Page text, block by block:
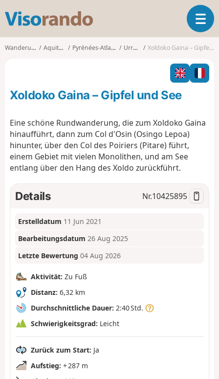
s
o
o
T
o
g
l
n
g
Wanderungen Aquitanien Pyrénées-Atlantiques Urrugne Xoldoko Gaina – Gipfel und See
Xoldoko Gaina – Gipfel und See
Eine schöne Rundwanderung, die zum Xoldoko Gaina
hinaufführt, dann zum Col d'Osin (Osingo Lepoa)
hinunter, über den Col des Poiriers (Pitare) führt,
einem Gebiet mit vielen Monolithen, und am See
entlang über den Hang des Xoldo zurückführt.
Details Nr.10425895
Erstelldatum 11 Jun 2021
Bearbeitungsdatum 26 Aug 2025
Letzte Bewertung 04 Aug 2026
Aktivität: Zu Fuß
Distanz: 6,32 km
Durchschnittliche Dauer: 2:40 Std.
Schwierigkeitsgrad: Leicht
Zurück zum Start: Ja
Aufstieg: + 287 m